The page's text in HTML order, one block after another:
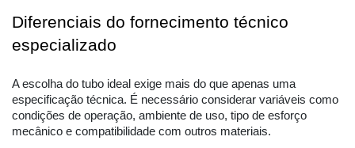
Diferenciais do fornecimento técnico
especializado
A escolha do tubo ideal exige mais do que apenas uma
especificação técnica. É necessário considerar variáveis como
condições de operação, ambiente de uso, tipo de esforço
mecânico e compatibilidade com outros materiais.